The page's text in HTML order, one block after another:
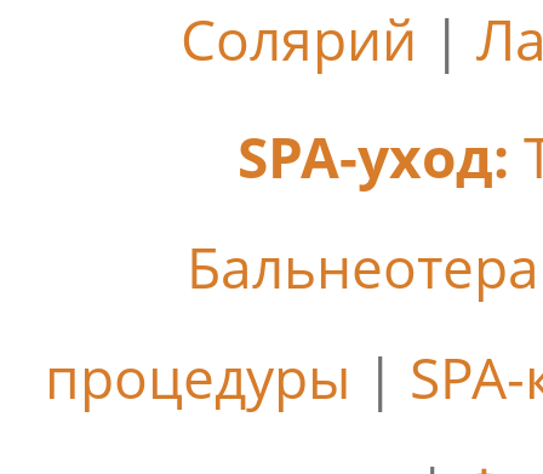
Солярий |
SPA-уход:
процедуры |